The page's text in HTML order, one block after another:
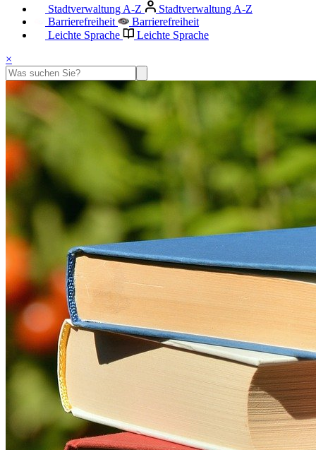
Stadtverwaltung A-Z
Stadtverwaltung A-Z
Barrierefreiheit
Barrierefreiheit
Leichte Sprache
Leichte Sprache
×